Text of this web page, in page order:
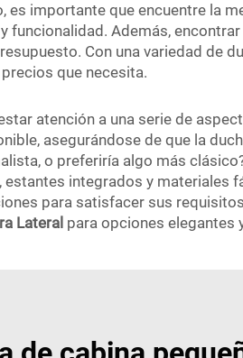
importante que encuentre la
Además,
Con una variedad de
que necesita.
atención a una serie de
asegurándose de que la
o preferiría algo más
integrados y materiales
para satisfacer sus
Lateral para opciones elegantes